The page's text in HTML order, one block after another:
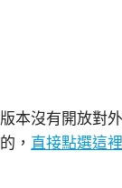
本沒有開放對
， 直接點選這